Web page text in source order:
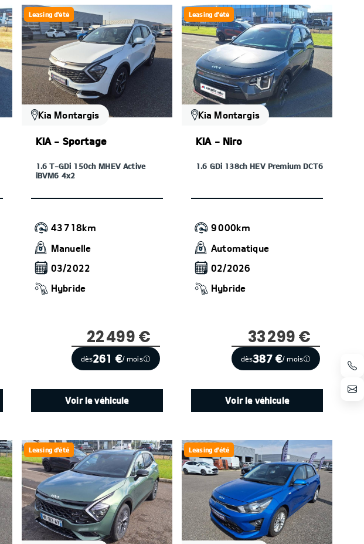
Leasing d'été
Kia Montargis
KIA - Sportage
1.6 T-GDi 150ch MHEV Active
iBVM6 4x2
43 718km
Manuelle
03/2022
Hybride
22 499 €
dès261 €/ mois
Voir le véhicule
Leasing d'été
Kia Montargis
KIA - Niro
1.6 GDi 138ch HEV Premium DCT6
9 000km
Automatique
02/2026
Hybride
33 299 €
dès387 €/ mois
Voir le véhicule
Leasing d'été Leasing d'été